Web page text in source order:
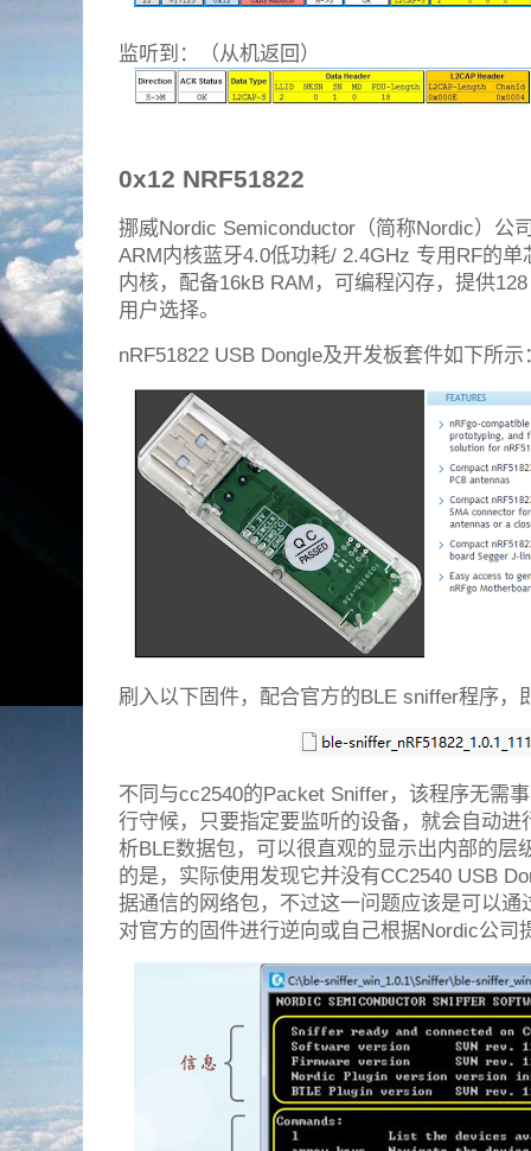
监听到：（从机返回）
0x12 NRF51822
挪威Nordic Semiconductor（简称Nordic）公
ARM内核蓝牙4.0低功耗/ 2.4GHz 专用RF的
内核，配备16kB RAM，可编程闪存，提供
用户选择。
nRF51822 USB Dongle及开发板套件如下所示
刷入以下固件，配合官方的BLE sniffer程序，
不同与cc2540的Packet Sniffer，该程序无需
行守候，只要指定要监听的设备，就会自动
析BLE数据包，可以很直观的显示出内部的层
的是，实际使用发现它并没有CC2540 USB
据通信的网络包，不过这一问题应该是可以
对官方的固件进行逆向或自己根据Nordic公司